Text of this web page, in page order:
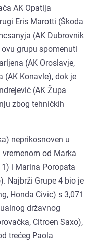
AK Opatija
Eris Marotti (Škoda
(AK Dubrovnik
grupu spomenuti
(AK Oroslavje,
(AK Konavle), dok je
(AK Župa
zbog tehničkih
neprikosnoven u
od Marka
1) i Marina Poropata
Najbrži Grupe 4 bio je
Honda Civic) s 3,071
državnog
Citroen Saxo),
trećeg Paola